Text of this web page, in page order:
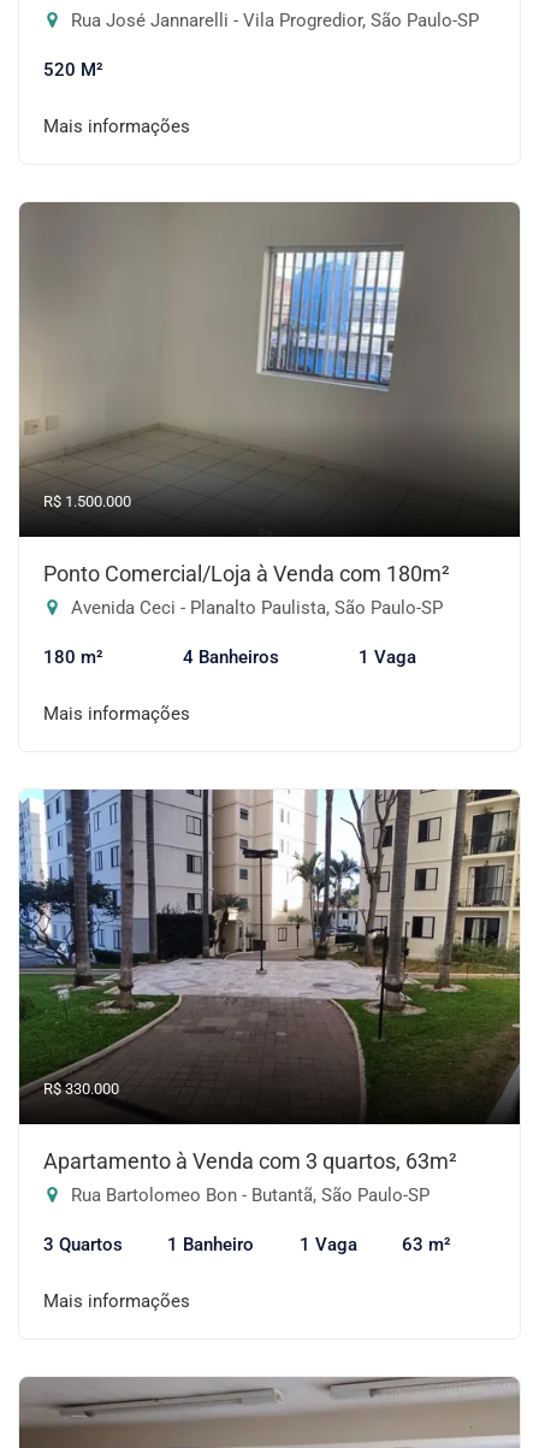
Rua José Jannarelli - Vila Progredior, São Paulo-SP
520 M²
Mais informações
R$ 1.500.000
Ponto Comercial/Loja à Venda com 180m²
Avenida Ceci - Planalto Paulista, São Paulo-SP
180 m² 4 Banheiros 1 Vaga
Mais informações
R$ 330.000
Apartamento à Venda com 3 quartos, 63m²
Rua Bartolomeo Bon - Butantã, São Paulo-SP
3 Quartos 1 Banheiro 1 Vaga 63 m²
Mais informações